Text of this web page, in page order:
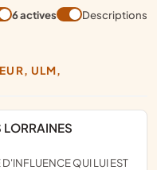
6 actives
Descriptions
LORRAINES